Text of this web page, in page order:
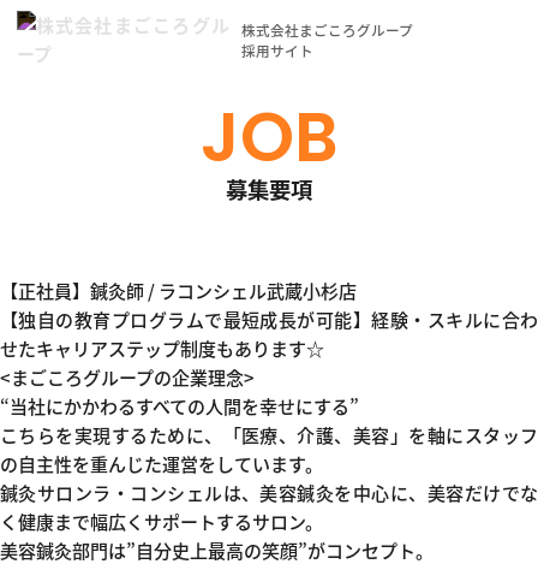
株式会社まごころグループ
採用サイト
募集要項
JOB
【正社員】鍼灸師 / ラコンシェル武蔵小杉店
【独自の教育プログラムで最短成長が可能】経験・スキルに合わ
せたキャリアステップ制度もあります☆
<まごころグループの企業理念>
“当社にかかわるすべての人間を幸せにする”
こちらを実現するために、「医療、介護、美容」を軸にスタッフ
の自主性を重んじた運営をしています。
鍼灸サロンラ・コンシェルは、美容鍼灸を中心に、美容だけでな
く健康まで幅広くサポートするサロン。
美容鍼灸部門は”自分史上最高の笑顔”がコンセプト。